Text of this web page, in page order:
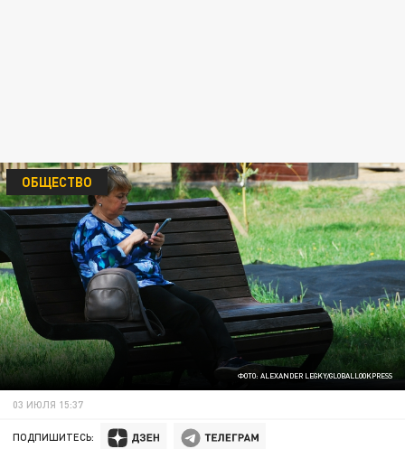
ФОТО: ALEXANDER LEGKY/GLOBALLOOKPRESS
ОБЩЕСТВО
03 ИЮЛЯ 15:37
ПОДПИШИТЕСЬ: